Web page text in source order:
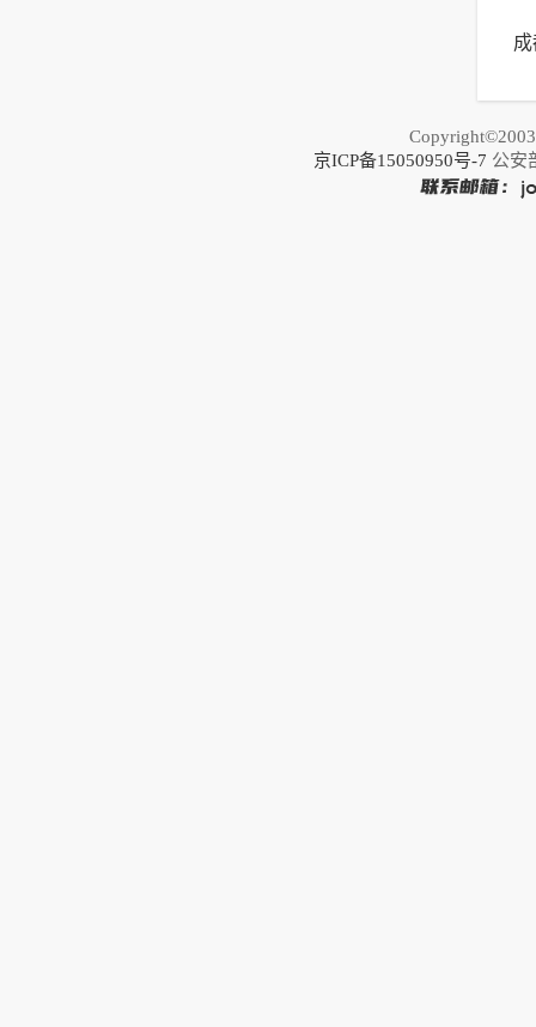
荐
之
京ICP备15050950号-7 公安